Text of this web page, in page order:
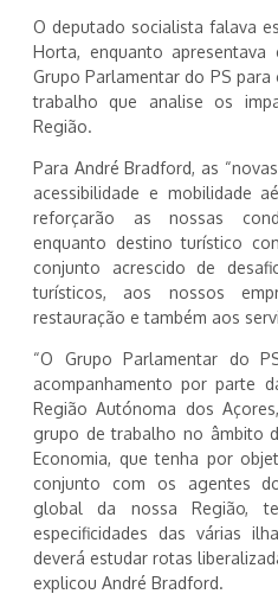
O deputado socialista falava
Horta, enquanto
Grupo Parlamentar do PS
trabalho que analise os
Região.
Para André Bradford, as
acessibilidade e mobilidade
reforçarão as nossas
enquanto destino turístico
conjunto acrescido de
turísticos, aos nossos
restauração e também aos
“O Grupo Parlamentar do
acompanhamento por parte
Região Autónoma dos
grupo de trabalho no âmbito
Economia, que tenha por
conjunto com os agentes
global da nossa Região,
especificidades das várias
deverá estudar rotas
explicou André Bradford.